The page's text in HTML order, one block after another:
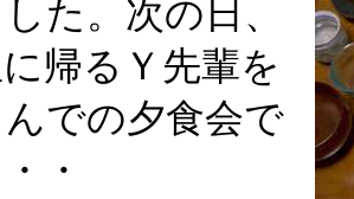
た。次の日、
帰るＹ先輩を
での夕食会で
・